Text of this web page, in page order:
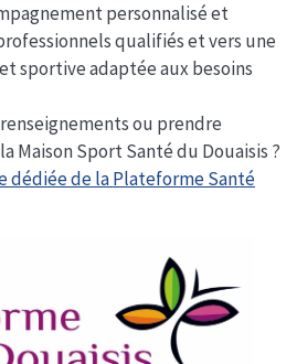
personnalisé et
qualifiés et vers une
sportive adaptée aux besoins
ou prendre
Maison Sport Santé du Douaisis ?
dédiée de la Plateforme Santé